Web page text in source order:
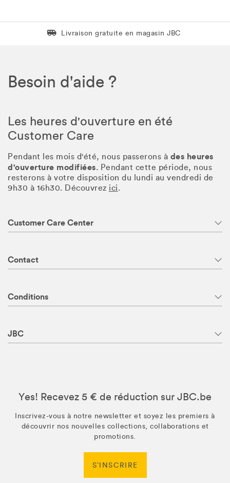
Livraison gratuite en magasin JBC
Livraison gratuite en magasin JBC
Besoin d'aide ?
Les heures d'ouverture en été
Customer Care
Pendant les mois d'été, nous passerons à des heures
d'ouverture modifiées. Pendant cette période, nous
resterons à votre disposition du lundi au vendredi de
9h30 à 16h30. Découvrez ici.
Customer Care Center
Contact
Conditions
JBC
Yes! Recevez 5 € de réduction sur JBC.be
Inscrivez-vous à notre newsletter et soyez les premiers à
découvrir nos nouvelles collections, collaborations et
promotions.
S’INSCRIRE